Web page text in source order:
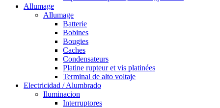
Allumage
Allumage
Batterie
Bobines
Bougies
Caches
Condensateurs
Platine rupteur et vis platinées
Terminal de alto voltaje
Electricidad / Alumbrado
Iluminacion
Interruptores